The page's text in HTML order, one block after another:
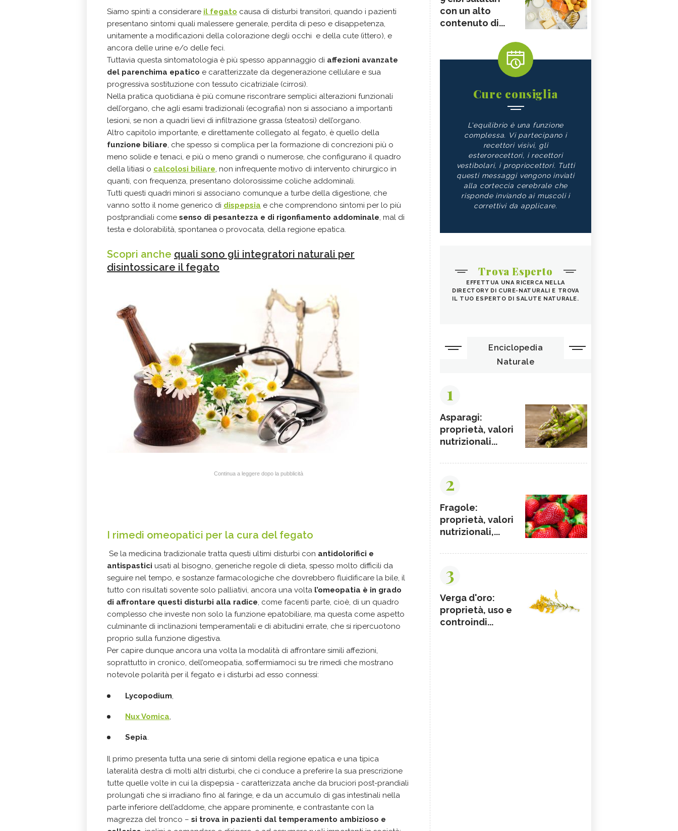
Siamo spinti a considerare il fegato causa di disturbi transitori, quando i pazienti
presentano sintomi quali malessere generale, perdita di peso e disappetenza,
unitamente a modificazioni della colorazione degli occhi e della cute (ittero), e
ancora delle urine e/o delle feci.
Tuttavia questa sintomatologia è più spesso appannaggio di affezioni avanzate
del parenchima epatico e caratterizzate da degenerazione cellulare e sua
progressiva sostituzione con tessuto cicatriziale (cirrosi).
Nella pratica quotidiana è più comune riscontrare semplici alterazioni funzionali
dell’organo, che agli esami tradizionali (ecografia) non si associano a importanti
lesioni, se non a quadri lievi di infiltrazione grassa (steatosi) dell’organo.
Altro capitolo importante, e direttamente collegato al fegato, è quello della
funzione biliare, che spesso si complica per la formazione di concrezioni più o
meno solide e tenaci, e più o meno grandi o numerose, che configurano il quadro
della litiasi o calcolosi biliare, non infrequente motivo di intervento chirurgico in
quanti, con frequenza, presentano dolorosissime coliche addominali.
Tutti questi quadri minori si associano comunque a turbe della digestione, che
vanno sotto il nome generico di dispepsia e che comprendono sintomi per lo più
postprandiali come senso di pesantezza e di rigonfiamento addominale, mal di
testa e dolorabilità, spontanea o provocata, della regione epatica.
Scopri anche quali sono gli integratori naturali per
disintossicare il fegato
Continua a leggere dopo la pubblicità
I rimedi omeopatici per la cura del fegato
Se la medicina tradizionale tratta questi ultimi disturbi con antidolorifici e
antispastici usati al bisogno, generiche regole di dieta, spesso molto difficili da
seguire nel tempo, e sostanze farmacologiche che dovrebbero fluidificare la bile, il
tutto con risultati sovente solo palliativi, ancora una volta l’omeopatia è in grado
di affrontare questi disturbi alla radice, come facenti parte, cioè, di un quadro
complesso che investe non solo la funzione epatobiliare, ma questa come aspetto
culminante di inclinazioni temperamentali e di abitudini errate, che si ripercuotono
proprio sulla funzione digestiva.
Per capire dunque ancora una volta la modalità di affrontare simili affezioni,
soprattutto in cronico, dell’omeopatia, soffermiamoci su tre rimedi che mostrano
notevole polarità per il fegato e i disturbi ad esso connessi:
Lycopodium,
Nux Vomica,
Sepia.
Il primo presenta tutta una serie di sintomi della regione epatica e una tipica
lateralità destra di molti altri disturbi, che ci conduce a preferire la sua prescrizione
tutte quelle volte in cui la dispepsia - caratterizzata anche da bruciori post-prandiali
prolungati che si irradiano fino al faringe, e da un accumulo di gas intestinali nella
parte inferiore dell’addome, che appare prominente, e contrastante con la
magrezza del tronco – si trova in pazienti dal temperamento ambizioso e
con un alto
contenuto di...
Cure consiglia
L'equilibrio è una funzione
complessa. Vi partecipano i
recettori visivi, gli
esterorecettori, i recettori
vestibolari, i propriocettori. Tutti
questi messaggi vengono inviati
alla corteccia cerebrale che
risponde inviando ai muscoli i
correttivi da applicare.
Trova Esperto
EFFETTUA UNA RICERCA NELLA
DIRECTORY DI CURE-NATURALI E TROVA
IL TUO ESPERTO DI SALUTE NATURALE.
Enciclopedia
Naturale
1
Asparagi:
proprietà, valori
nutrizionali...
2
Fragole:
proprietà, valori
nutrizionali,...
3
Verga d'oro:
proprietà, uso e
controindi...